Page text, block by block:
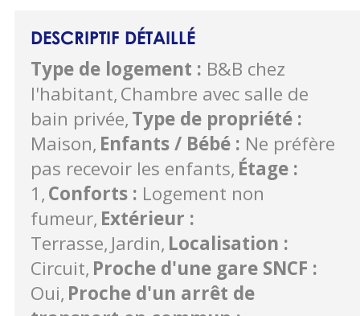
DESCRIPTIF DÉTAILLÉ
Type de logement : B&B chez
l'habitant Chambre avec salle de
bain privée Type de propriété :
Maison Enfants / Bébé : Ne préfère
pas recevoir les enfants Étage :
1 Conforts : Logement non
fumeur Extérieur :
Terrasse Jardin Localisation :
Circuit Proche d'une gare SNCF :
Oui Proche d'un arrêt de